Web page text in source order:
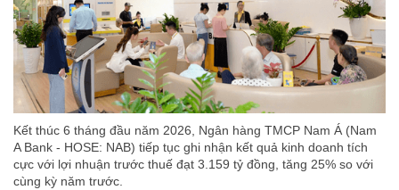
Kết thúc 6 tháng đầu năm 2026, Ngân hàng TMCP Nam Á (Nam
A Bank - HOSE: NAB) tiếp tục ghi nhận kết quả kinh doanh tích
cực với lợi nhuận trước thuế đạt 3.159 tỷ đồng, tăng 25% so với
cùng kỳ năm trước.